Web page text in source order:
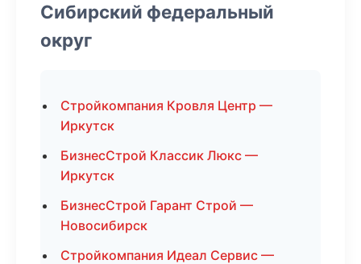
Сибирский федеральный
округ
Стройкомпания Кровля Центр —
Иркутск
БизнесСтрой Классик Люкс —
Иркутск
БизнесСтрой Гарант Строй —
Новосибирск
Стройкомпания Идеал Сервис —